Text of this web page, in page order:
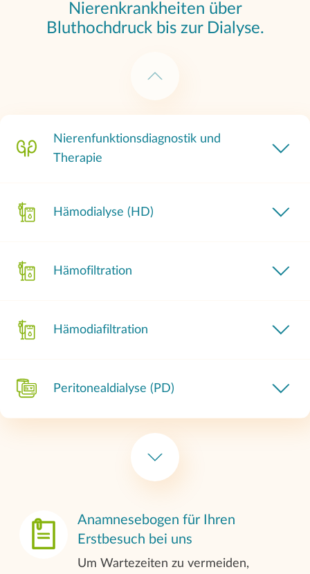
Nierenkrankheiten über
Bluthochdruck bis zur Dialyse.
Nierenfunktionsdiagnostik und
Therapie
Hämodialyse (HD)
Hämofiltration
Hämodiafiltration
Peritonealdialyse (PD)
Behandlung von Bluthochdruck
Feriendialyse/Urlaubsdialyse
Anamnesebogen für Ihren
Erstbesuch bei uns
Um Wartezeiten zu vermeiden,